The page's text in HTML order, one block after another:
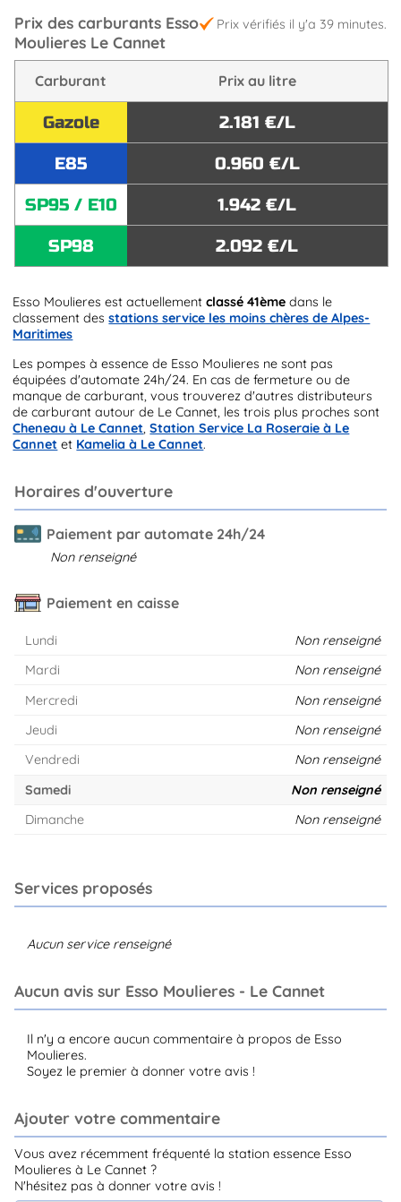
Prix vérifiés il y'a 39 minutes.
Prix des carburants Esso
Moulieres Le Cannet
Carburant Prix au litre
Gazole
2.181 €/L
E85
0.960 €/L
SP95 / E10
1.942 €/L
SP98
2.092 €/L
Esso Moulieres est actuellementclassé 41ème dans le
classement desstations service les moins chères de Alpes-
Maritimes
Les pompes à essence de Esso Moulieres ne sont pas
équipées d'automate 24h/24. En cas de fermeture ou de
manque de carburant, vous trouverez d'autres distributeurs
de carburant autour de Le Cannet, les trois plus proches sont
Cheneau à Le Cannet,Station Service La Roseraie à Le
Cannet et Kamelia à Le Cannet.
Horaires d'ouverture
Paiement par automate 24h/24
Non renseigné
Paiement en caisse
Lundi
Non renseigné
Mardi
Non renseigné
Mercredi
Non renseigné
Jeudi
Non renseigné
Vendredi
Non renseigné
Samedi
Non renseigné
Dimanche
Non renseigné
Services proposés
Aucun service renseigné
Aucun avis sur Esso Moulieres - Le Cannet
Il n'y a encore aucun commentaire à propos de Esso
Moulieres.
Soyez le premier à donner votre avis !
Ajouter votre commentaire
Vous avez récemment fréquenté la station essence Esso
Moulieres à Le Cannet ?
N'hésitez pas à donner votre avis !